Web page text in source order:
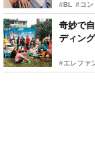
#BL #コン
奇妙で
ディン
#エレファ